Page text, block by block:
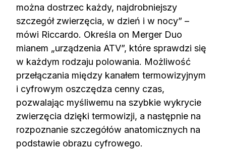
można dostrzec każdy, najdrobniejszy
szczegół zwierzęcia, w dzień i w nocy” –
mówi Riccardo. Określa on Merger Duo
mianem „urządzenia ATV”, które sprawdzi się
w każdym rodzaju polowania. Możliwość
przełączania między kanałem termowizyjnym
i cyfrowym oszczędza cenny czas,
pozwalając myśliwemu na szybkie wykrycie
zwierzęcia dzięki termowizji, a następnie na
rozpoznanie szczegółów anatomicznych na
podstawie obrazu cyfrowego.